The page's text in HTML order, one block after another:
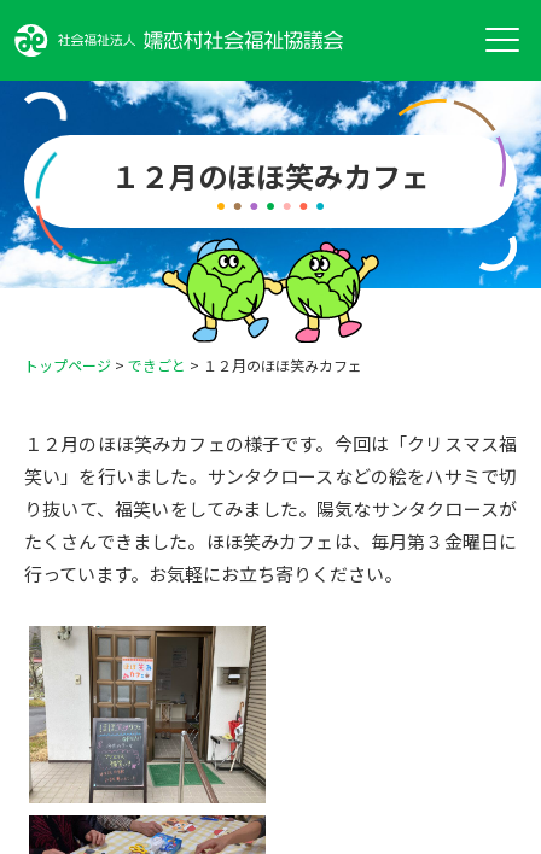
１２月のほほ笑みカフェ
トップページ > できごと > １２月のほほ笑みカフェ
１２月のほほ笑みカフェの様子です。今回は「クリスマス福
笑い」を行いました。サンタクロースなどの絵をハサミで切
り抜いて、福笑いをしてみました。陽気なサンタクロースが
たくさんできました。ほほ笑みカフェは、毎月第３金曜日に
行っています。お気軽にお立ち寄りください。